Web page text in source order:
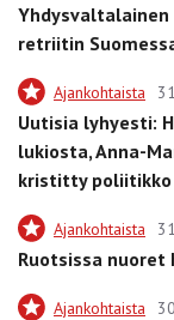
retriitin
Ajankohtaista
Uutisia lyhyesti:
lukiosta, Anna-
kristitty
Ajankohtaista
Ruotsissa
Ajankohtaista